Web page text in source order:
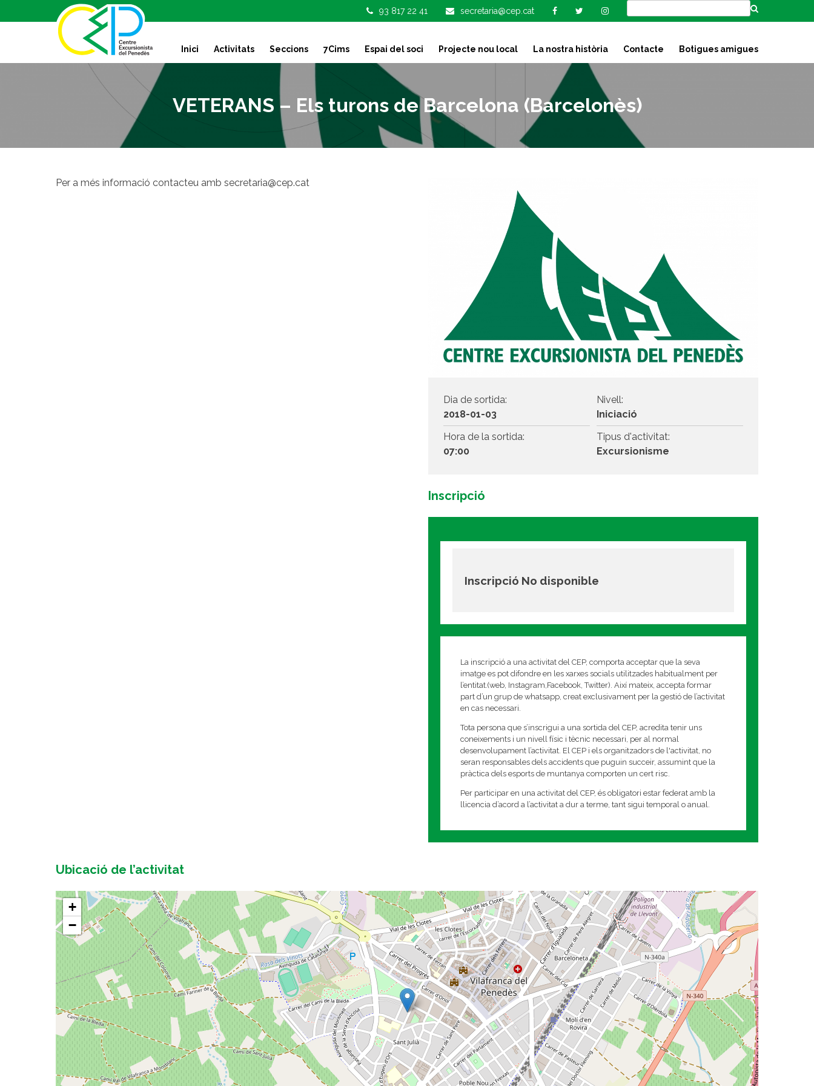
k
t
93 817 22 41 secretaria@cep.cat
Inici Activitats Seccions 7Cims Espai del soci Projecte nou local La nostra història Contacte Botigues amigues
VETERANS – Els turons de Barcelona (Barcelonès)
Per a més informació contacteu amb secretaria@cep.cat
Dia de sortida:
2018-01-03
Nivell:
Iniciació
Hora de la sortida:
07:00
Tipus d'activitat:
Excursionisme
Inscripció
Inscripció No disponible
La inscripció a una activitat del CEP, comporta acceptar que la seva
imatge es pot difondre en les xarxes socials utilitzades habitualment per
l’entitat.(web, Instagram,Facebook, Twitter). Així mateix, accepta formar
part d’un grup de whatsapp, creat exclusivament per la gestió de l’activitat
en cas necessari.
Tota persona que s’inscrigui a una sortida del CEP, acredita tenir uns
coneixements i un nivell físic i tècnic necessari, per al normal
desenvolupament l’activitat. El CEP i els organitzadors de l'activitat, no
seran responsables dels accidents que puguin succeir, assumint que la
pràctica dels esports de muntanya comporten un cert risc.
Per participar en una activitat del CEP, és obligatori estar federat amb la
llicencia d’acord a l’activitat a dur a terme, tant sigui temporal o anual.
Ubicació de l’activitat
+
−